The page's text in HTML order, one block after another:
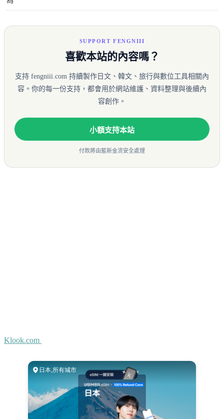
SUPPORT FENGNIII
喜歡本站的內容嗎？
支持 fengniii.com 持續製作日文、韓文、旅行與數位工具相關內
容。你的每一份支持，都會用於網站維護、資料整理與後續內
容創作。
小額支持本站
付款將由藍新金流安全處理
Klook.com